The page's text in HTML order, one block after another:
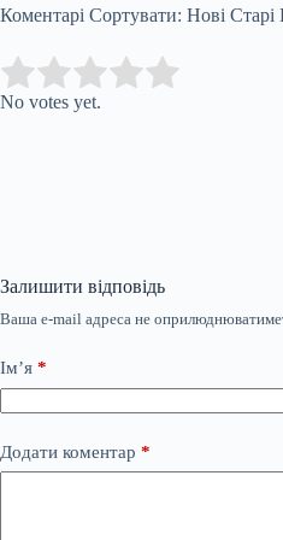
Коментарі Сортувати: Нові Старі
Rate this item:
No votes yet.
Залишити відповідь
Ваша e-mail адреса не
Ім’я *
Додати коментар *